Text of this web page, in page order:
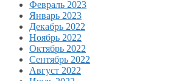
Февраль 2023
Январь 2023
Декабрь 2022
Ноябрь 2022
Октябрь 2022
Сентябрь 2022
Август 2022